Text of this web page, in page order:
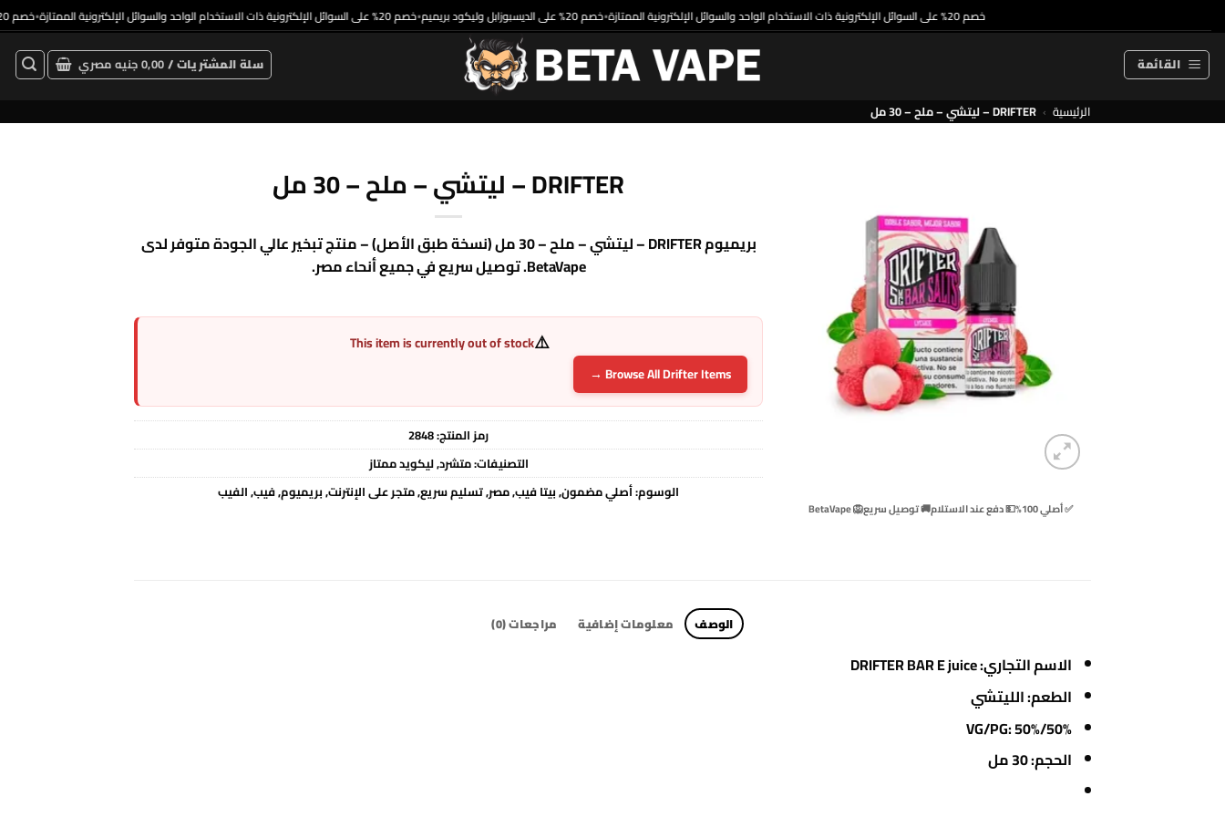
للمحتوى
خصم 20% على السوائل الإلكترونية ذات الاستخدام الواحد والسوائل الإلكترونية الممتازة •خصم 20% على الديسبوزابل وليكود بريميم •خصم 20% على السوائل الإلكترونية ذات الاستخدام الواحد والسوائل الإلكترونية الممتازة •خصم
القائمة سلة المشتريات /0,00جنيه مصري
الرئيسية › DRIFTER – ليتشي – ملح – 30 مل
✅ أصلي 100% 💵 دفع عند الاستلام🚚 توصيل سريع🦁 BetaVape
DRIFTER – ليتشي – ملح – 30 مل
بريميوم DRIFTER – ليتشي – ملح – 30 مل (نسخة طبق الأصل) – منتج تبخير عالي الجودة متوفر لدى
BetaVape. توصيل سريع في جميع أنحاء مصر.
⚠️
This item is currently out of stock
Browse All Drifter Items →
رمز المنتج:2848
التصنيفات:متشرد,ليكويد ممتاز
الوسوم:أصلي مضمون,بيتا فيب,مصر,تسليم سريع,متجر على الإنترنت,بريميوم,فيب,الفيب
الوصف معلومات إضافية مراجعات (0)
الاسم التجاري: DRIFTER BAR E juice
الطعم: الليتشي
VG/PG: 50%/50%
الحجم: 30 مل